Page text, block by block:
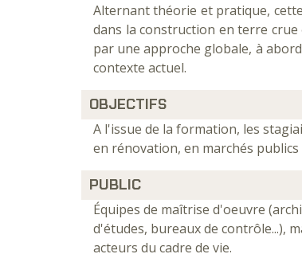
Alternant théorie et pratique,
dans la construction en terre
par une approche globale, à
contexte actuel.
OBJECTIFS
A l'issue de la formation, les
en rénovation, en marchés publics
PUBLIC
Équipes de maîtrise d'oeuvre
d'études, bureaux de contrôle...),
acteurs du cadre de vie.